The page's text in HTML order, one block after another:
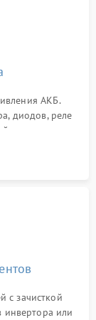
АКБ.
диодов, реле
поиск вздутых
плате.
с зачисткой
инвертора или